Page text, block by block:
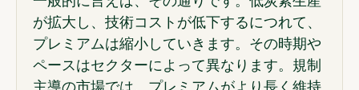
が拡大し、技術コストが低下するにつれて、
プレミアムは縮小していきます。その時期や
ペースはセクターによって異なります。規制